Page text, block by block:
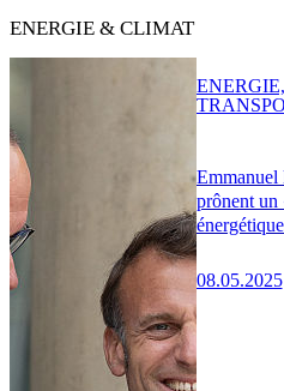
ENERGIE & CLIMAT
Emmanuel
prônent un
08.05.2025